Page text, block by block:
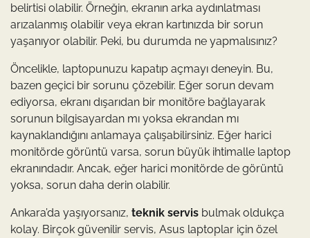
belirtisi olabilir. Örneğin, ekranın arka aydınlatması
arızalanmış olabilir veya ekran kartınızda bir sorun
yaşanıyor olabilir. Peki, bu durumda ne yapmalısınız?
Öncelikle, laptopunuzu kapatıp açmayı deneyin. Bu,
bazen geçici bir sorunu çözebilir. Eğer sorun devam
ediyorsa, ekranı dışarıdan bir monitöre bağlayarak
sorunun bilgisayardan mı yoksa ekrandan mı
kaynaklandığını anlamaya çalışabilirsiniz. Eğer harici
monitörde görüntü varsa, sorun büyük ihtimalle laptop
ekranındadır. Ancak, eğer harici monitörde de görüntü
yoksa, sorun daha derin olabilir.
Ankara’da yaşıyorsanız, teknik servis bulmak oldukça
kolay. Birçok güvenilir servis, Asus laptoplar için özel